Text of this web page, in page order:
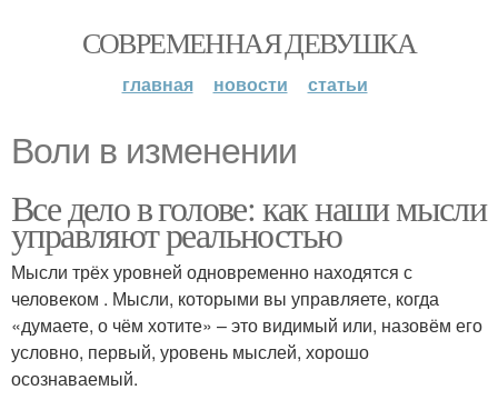
СОВРЕМЕННАЯ ДЕВУШКА
главная новости статьи
Воли в изменении
Все дело в голове: как наши мысли
управляют реальностью
Мысли трёх уровней одновременно находятся с
человеком . Мысли, которыми вы управляете, когда
«думаете, о чём хотите» – это видимый или, назовём его
условно, первый, уровень мыслей, хорошо
осознаваемый.